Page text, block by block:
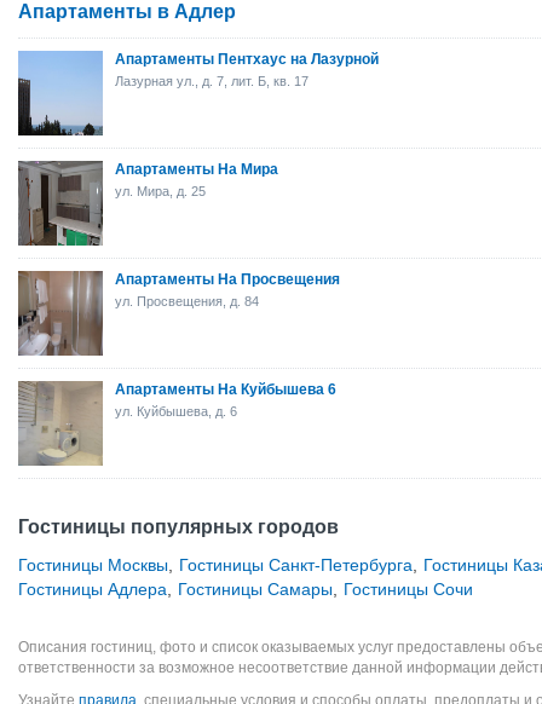
Апартаменты в Адлер
Апартаменты Пентхаус на Лазурной
Лазурная ул., д. 7, лит. Б, кв. 17
Апартаменты На Мира
ул. Мира, д. 25
Апартаменты На Просвещения
ул. Просвещения, д. 84
Апартаменты На Куйбышева 6
ул. Куйбышева, д. 6
Гостиницы популярных городов
Гостиницы Москвы Гостиницы Санкт-Петербурга
Гостиницы
Гостиницы Адлера
Гостиницы Самары Гостиницы Сочи
Описания гостиниц, фото и список оказываемых услуг предоставлены
ответственности за возможное несоответствие данной информации
Узнайте правила , специальные условия и способы оплаты, предоплаты и